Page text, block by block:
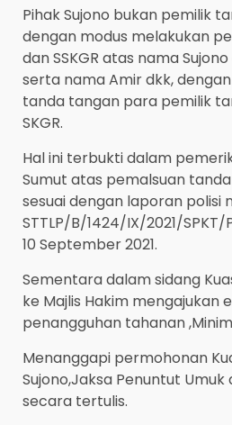
Pihak Sujono bukan pemilik
dengan modus melakukan
dan SSKGR atas nama
serta nama Amir dkk,
tanda tangan para pemilik
SKGR.
Hal ini terbukti dalam
Sumut atas pemalsuan
sesuai dengan laporan polisi
STTLP/B/1424/IX/2021/
10 September 2021.
Sementara dalam sidang
ke Majlis Hakim mengajukan
penangguhan tahanan
Menanggapi permohonan
Sujono,Jaksa Penuntut
secara tertulis.